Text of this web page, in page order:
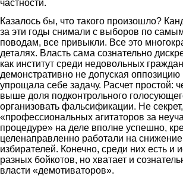
частности.
Казалось бы, что такого произошло?
за эти годы снимали с выборов по
поводам, все привыкли. Все это
деталях. Власть сама сознательно
как институт среди недовольных
демонстративно не допуская
упрощала себе задачу. Расчет простой:
выше доля подконтрольного
организовать фальсификации. Не
«профессиональных агитаторов за
процедуре» на деле вполне успешно,
целенаправленно работали на
избирателей. Конечно, среди них есть и
разных бойкотов, но хватает и
власти «демотиваторов».